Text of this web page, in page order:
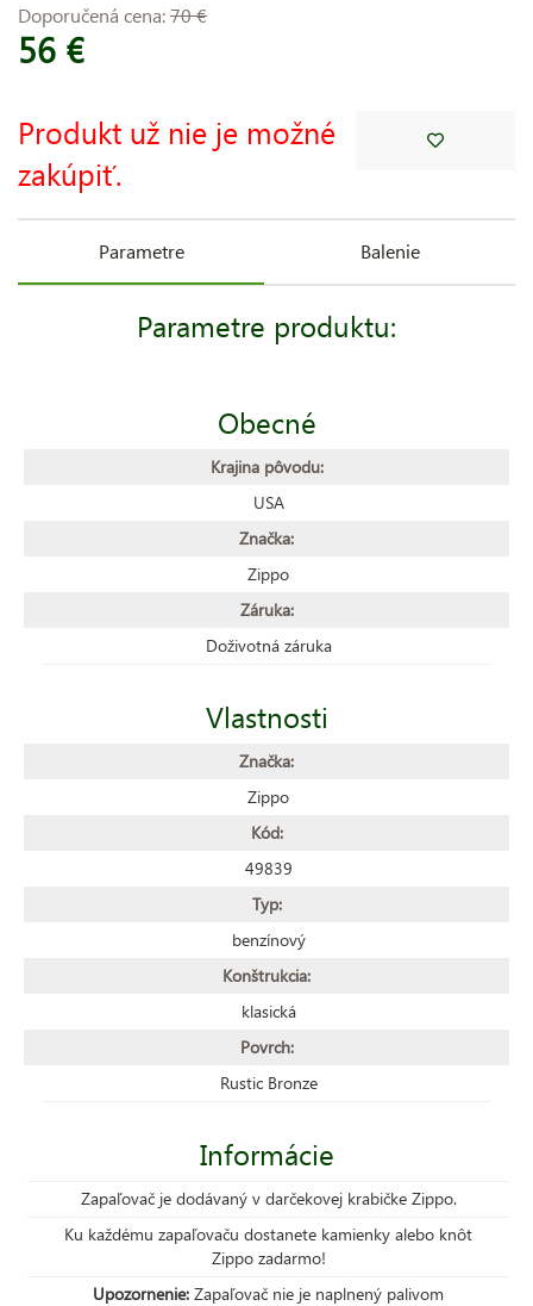
Doporučená cena:70 €
56 €
Produkt už nie je možné
zakúpiť.
Parametre Balenie
Parametre produktu:
Obecné
Krajina pôvodu:
USA
Značka:
Zippo
Záruka:
Doživotná záruka
Vlastnosti
Značka:
Zippo
Kód:
49839
Typ:
benzínový
Konštrukcia:
klasická
Povrch:
Rustic Bronze
Informácie
Zapaľovač je dodávaný v darčekovej krabičke Zippo.
Ku každému zapaľovaču dostanete kamienky alebo knôt
Zippo zadarmo!
Upozornenie: Zapaľovač nie je naplnený palivom